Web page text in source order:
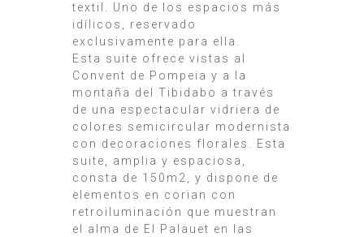
textil. Uno de los espacios más
idílicos, reservado
exclusivamente para ella.
Esta suite ofrece vistas al
Convent de Pompeia y a la
montaña del Tibidabo a través
de una espectacular vidriera de
colores semicircular modernista
con decoraciones florales. Esta
suite, amplia y espaciosa,
consta de 150m2, y dispone de
elementos en corian con
retroiluminación que muestran
el alma de El Palauet en las